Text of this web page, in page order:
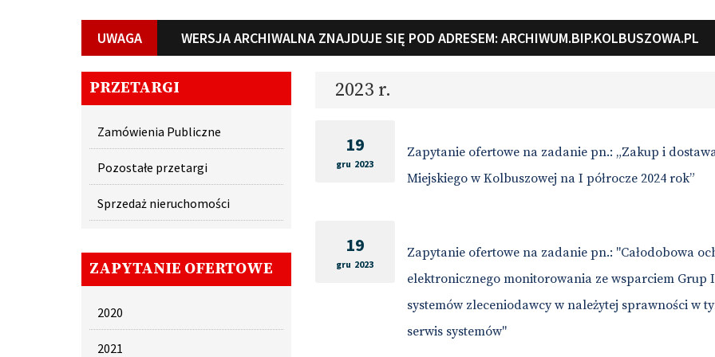
UWAGA WERSJA ARCHIWALNA ZNAJDUJE SIĘ POD ADRESEM: ARCHIWUM.BIP.KOLBUSZOWA.PL
PRZETARGI
Zamówienia Publiczne
Pozostałe przetargi
Sprzedaż nieruchomości
ZAPYTANIE OFERTOWE
2020
2021
2023 r.
19
gru 2023
Zapytanie ofertowe na zadanie pn.: „Zakup i
Miejskiego w Kolbuszowej na I półrocze 2024 rok”
19
gru 2023
Zapytanie ofertowe na zadanie pn.: "Całodobowa
elektronicznego monitorowania ze wsparciem
systemów zleceniodawcy w należytej sprawności w
serwis systemów"